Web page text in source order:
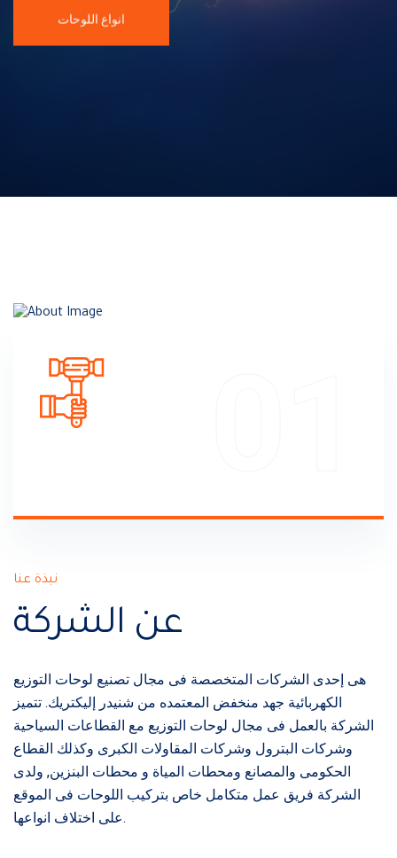
انواع اللوحات
نبذة عنا
عن الشركة
هى إحدى الشركات المتخصصة فى مجال تصنيع لوحات التوزيع
الكهربائية جهد منخفض المعتمده من شنيدر إليكتريك. تتميز
الشركة بالعمل فى مجال لوحات التوزيع مع القطاعات السياحية
وشركات البترول وشركات المقاولات الكبرى وكذلك القطاع
الحكومى والمصانع ومحطات المياة و محطات البنزين, ولدى
الشركة فريق عمل متكامل خاص بتركيب اللوحات فى الموقع
على اختلاف انواعها.